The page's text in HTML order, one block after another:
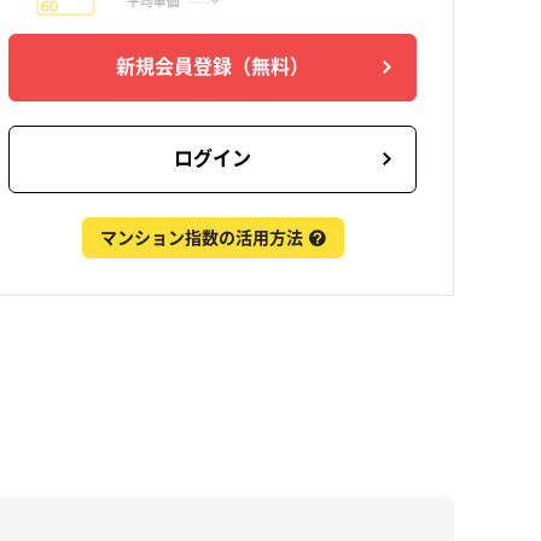
新規会員登録 （無料）
ログイン
マンション指数の活用方法